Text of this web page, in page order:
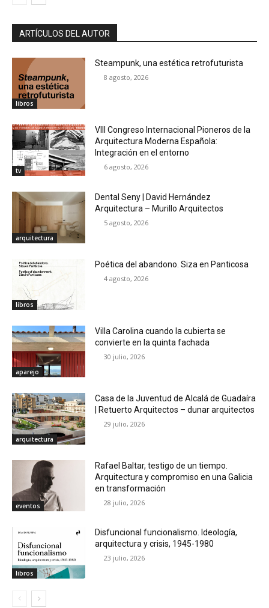
ARTÍCULOS DEL AUTOR
libros
Steampunk, una estética retrofuturista
8 agosto, 2026
tv
VIII Congreso Internacional Pioneros de la
Arquitectura Moderna Española:
Integración en el entorno
6 agosto, 2026
arquitectura
Dental Seny | David Hernández
Arquitectura – Murillo Arquitectos
5 agosto, 2026
libros
Poética del abandono. Siza en Panticosa
4 agosto, 2026
aparejo
Villa Carolina cuando la cubierta se
convierte en la quinta fachada
30 julio, 2026
arquitectura
Casa de la Juventud de Alcalá de Guadaíra
| Retuerto Arquitectos – dunar arquitectos
29 julio, 2026
eventos
Rafael Baltar, testigo de un tiempo.
Arquitectura y compromiso en una Galicia
en transformación
28 julio, 2026
libros
Disfuncional funcionalismo. Ideología,
arquitectura y crisis, 1945-1980
23 julio, 2026